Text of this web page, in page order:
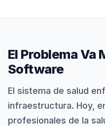
El Problema Va
Software
El sistema de salud
infraestructura. Hoy,
profesionales de la